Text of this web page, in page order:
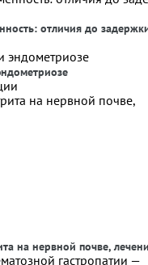
отличия до
на нервной почве,